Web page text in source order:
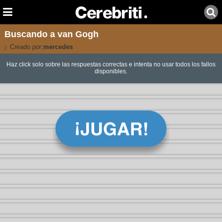
Buscando a van Gogh
Creado por:mercedes
Haz click solo sobre las respuestas correctas e intenta no usar todos los fallos
disponibles.